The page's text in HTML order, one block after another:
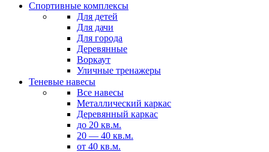
Спортивные комплексы
Для детей
Для дачи
Для города
Деревянные
Воркаут
Уличные тренажеры
Теневые навесы
Все навесы
Металлический каркас
Деревянный каркас
до 20 кв.м.
20 — 40 кв.м.
от 40 кв.м.